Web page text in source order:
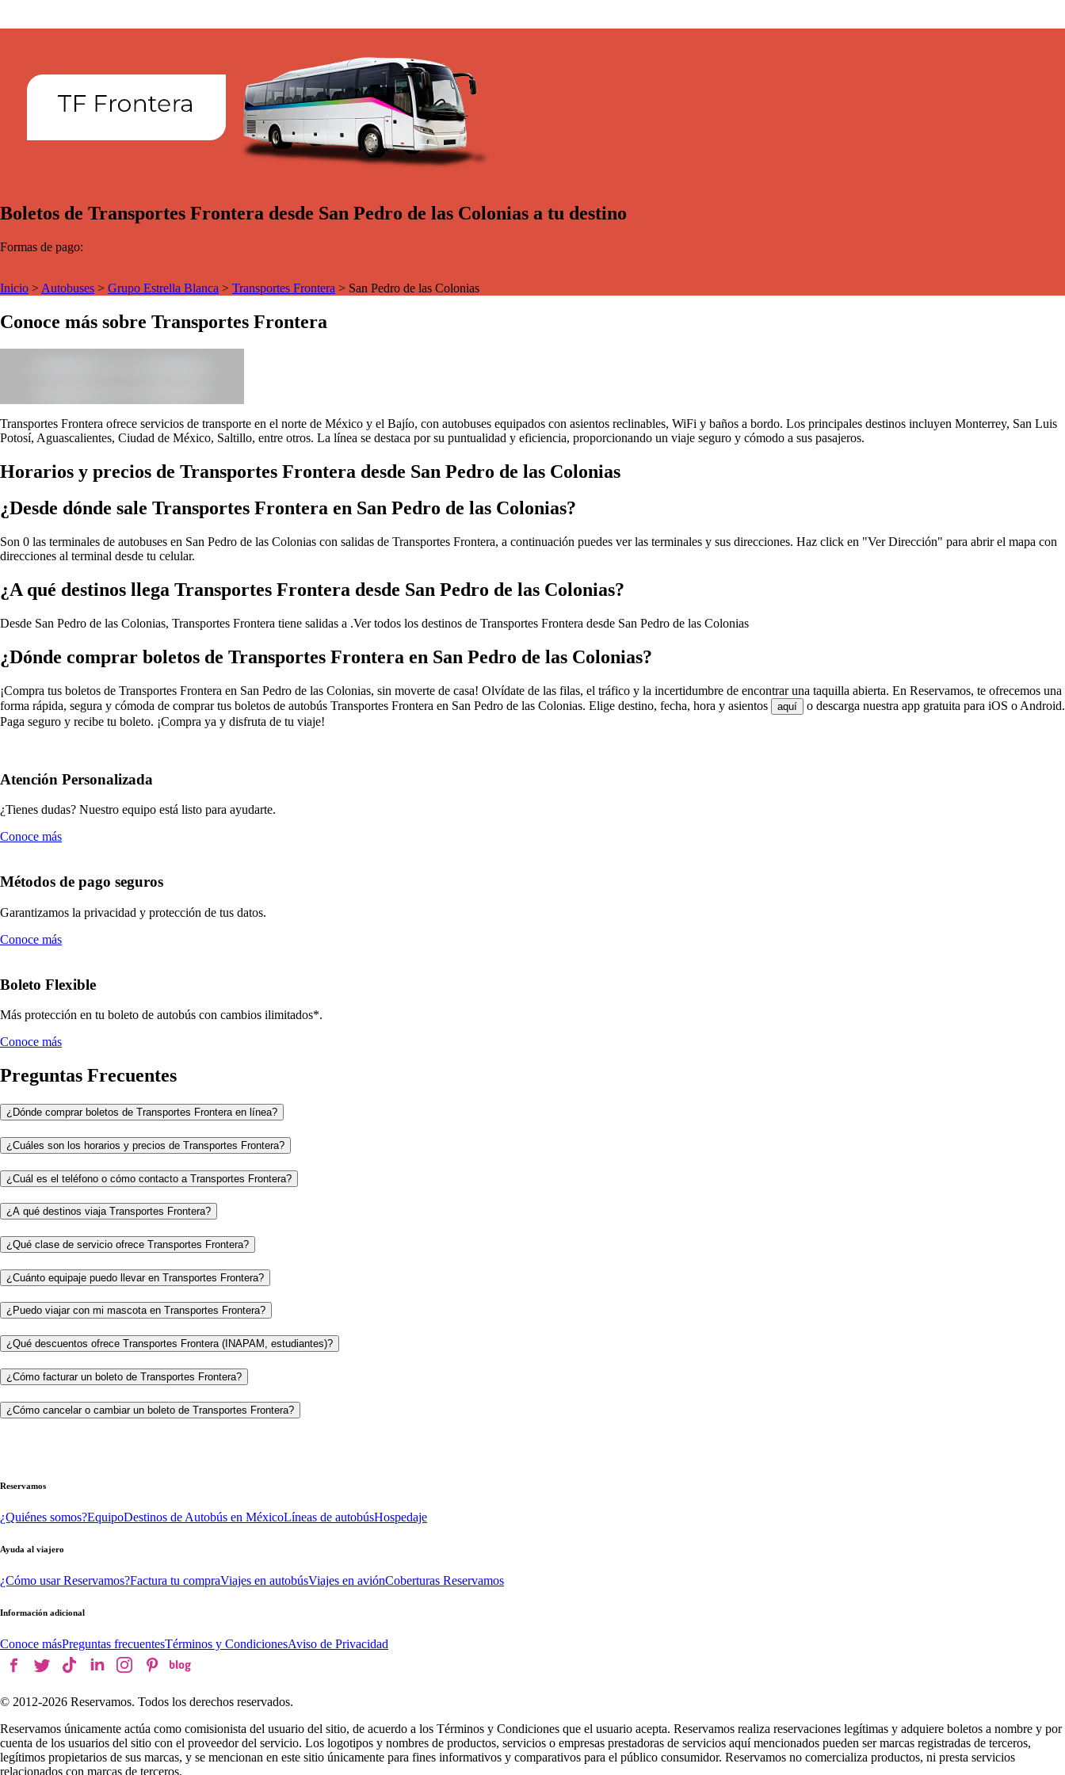
Boletos de Transportes Frontera desde San Pedro de las Colonias a tu destino
Formas de pago:
Inicio > Autobuses > Grupo Estrella Blanca > Transportes Frontera > San Pedro de las Colonias
Conoce más sobre Transportes Frontera
Transportes Frontera ofrece servicios de transporte en el norte de México y el Bajío, con autobuses equipados con asientos reclinables, WiFi y baños a bordo. Los principales destinos incluyen Monterrey, San Luis
Potosí, Aguascalientes, Ciudad de México, Saltillo, entre otros. La línea se destaca por su puntualidad y eficiencia, proporcionando un viaje seguro y cómodo a sus pasajeros.
Horarios y precios de Transportes Frontera desde San Pedro de las Colonias
¿Desde dónde sale Transportes Frontera en San Pedro de las Colonias?
Son 0 las terminales de autobuses en San Pedro de las Colonias con salidas de Transportes Frontera, a continuación puedes ver las terminales y sus direcciones. Haz click en "Ver Dirección" para abrir el mapa con
direcciones al terminal desde tu celular.
¿A qué destinos llega Transportes Frontera desde San Pedro de las Colonias?
Desde San Pedro de las Colonias, Transportes Frontera tiene salidas a .Ver todos los destinos de Transportes Frontera desde San Pedro de las Colonias
¿Dónde comprar boletos de Transportes Frontera en San Pedro de las Colonias?
¡Compra tus boletos de Transportes Frontera en San Pedro de las Colonias, sin moverte de casa! Olvídate de las filas, el tráfico y la incertidumbre de encontrar una taquilla abierta. En Reservamos, te ofrecemos una
forma rápida, segura y cómoda de comprar tus boletos de autobús Transportes Frontera en San Pedro de las Colonias. Elige destino, fecha, hora y asientos
aquí
o descarga nuestra app gratuita para iOS o Android.
Paga seguro y recibe tu boleto. ¡Compra ya y disfruta de tu viaje!
Atención Personalizada
¿Tienes dudas? Nuestro equipo está listo para ayudarte.
Conoce más
Métodos de pago seguros
Garantizamos la privacidad y protección de tus datos.
Conoce más
Boleto Flexible
Más protección en tu boleto de autobús con cambios ilimitados*.
Conoce más
Preguntas Frecuentes
¿Dónde comprar boletos de Transportes Frontera en línea?
¿Cuáles son los horarios y precios de Transportes Frontera?
¿Cuál es el teléfono o cómo contacto a Transportes Frontera?
¿A qué destinos viaja Transportes Frontera?
¿Qué clase de servicio ofrece Transportes Frontera?
¿Cuánto equipaje puedo llevar en Transportes Frontera?
¿Puedo viajar con mi mascota en Transportes Frontera?
¿Qué descuentos ofrece Transportes Frontera (INAPAM, estudiantes)?
¿Cómo facturar un boleto de Transportes Frontera?
¿Cómo cancelar o cambiar un boleto de Transportes Frontera?
Reservamos
¿Quiénes somos?EquipoDestinos de Autobús en MéxicoLíneas de autobúsHospedaje
Ayuda al viajero
¿Cómo usar Reservamos?Factura tu compraViajes en autobúsViajes en aviónCoberturas Reservamos
Información adicional
Conoce másPreguntas frecuentesTérminos y CondicionesAviso de Privacidad
© 2012-2026 Reservamos. Todos los derechos reservados.
Reservamos únicamente actúa como comisionista del usuario del sitio, de acuerdo a los Términos y Condiciones que el usuario acepta. Reservamos realiza reservaciones legítimas y adquiere boletos a nombre y por
cuenta de los usuarios del sitio con el proveedor del servicio. Los logotipos y nombres de productos, servicios o empresas prestadoras de servicios aquí mencionados pueden ser marcas registradas de terceros,
legítimos propietarios de sus marcas, y se mencionan en este sitio únicamente para fines informativos y comparativos para el público consumidor. Reservamos no comercializa productos, ni presta servicios
relacionados con marcas de terceros.